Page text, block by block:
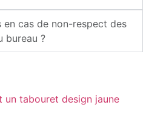
en cas de non-respect des
bureau ?